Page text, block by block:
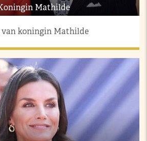
Mathilde
van koningin Mathilde